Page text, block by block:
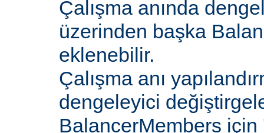
Çalışma anında
üzerinden başka
eklenebilir.
Çalışma anı
dengeleyici
BalancerMembers